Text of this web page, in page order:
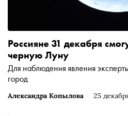
Александра Копылова 25
Россияне 31 декабря
черную Луну
Для наблюдения явления
город